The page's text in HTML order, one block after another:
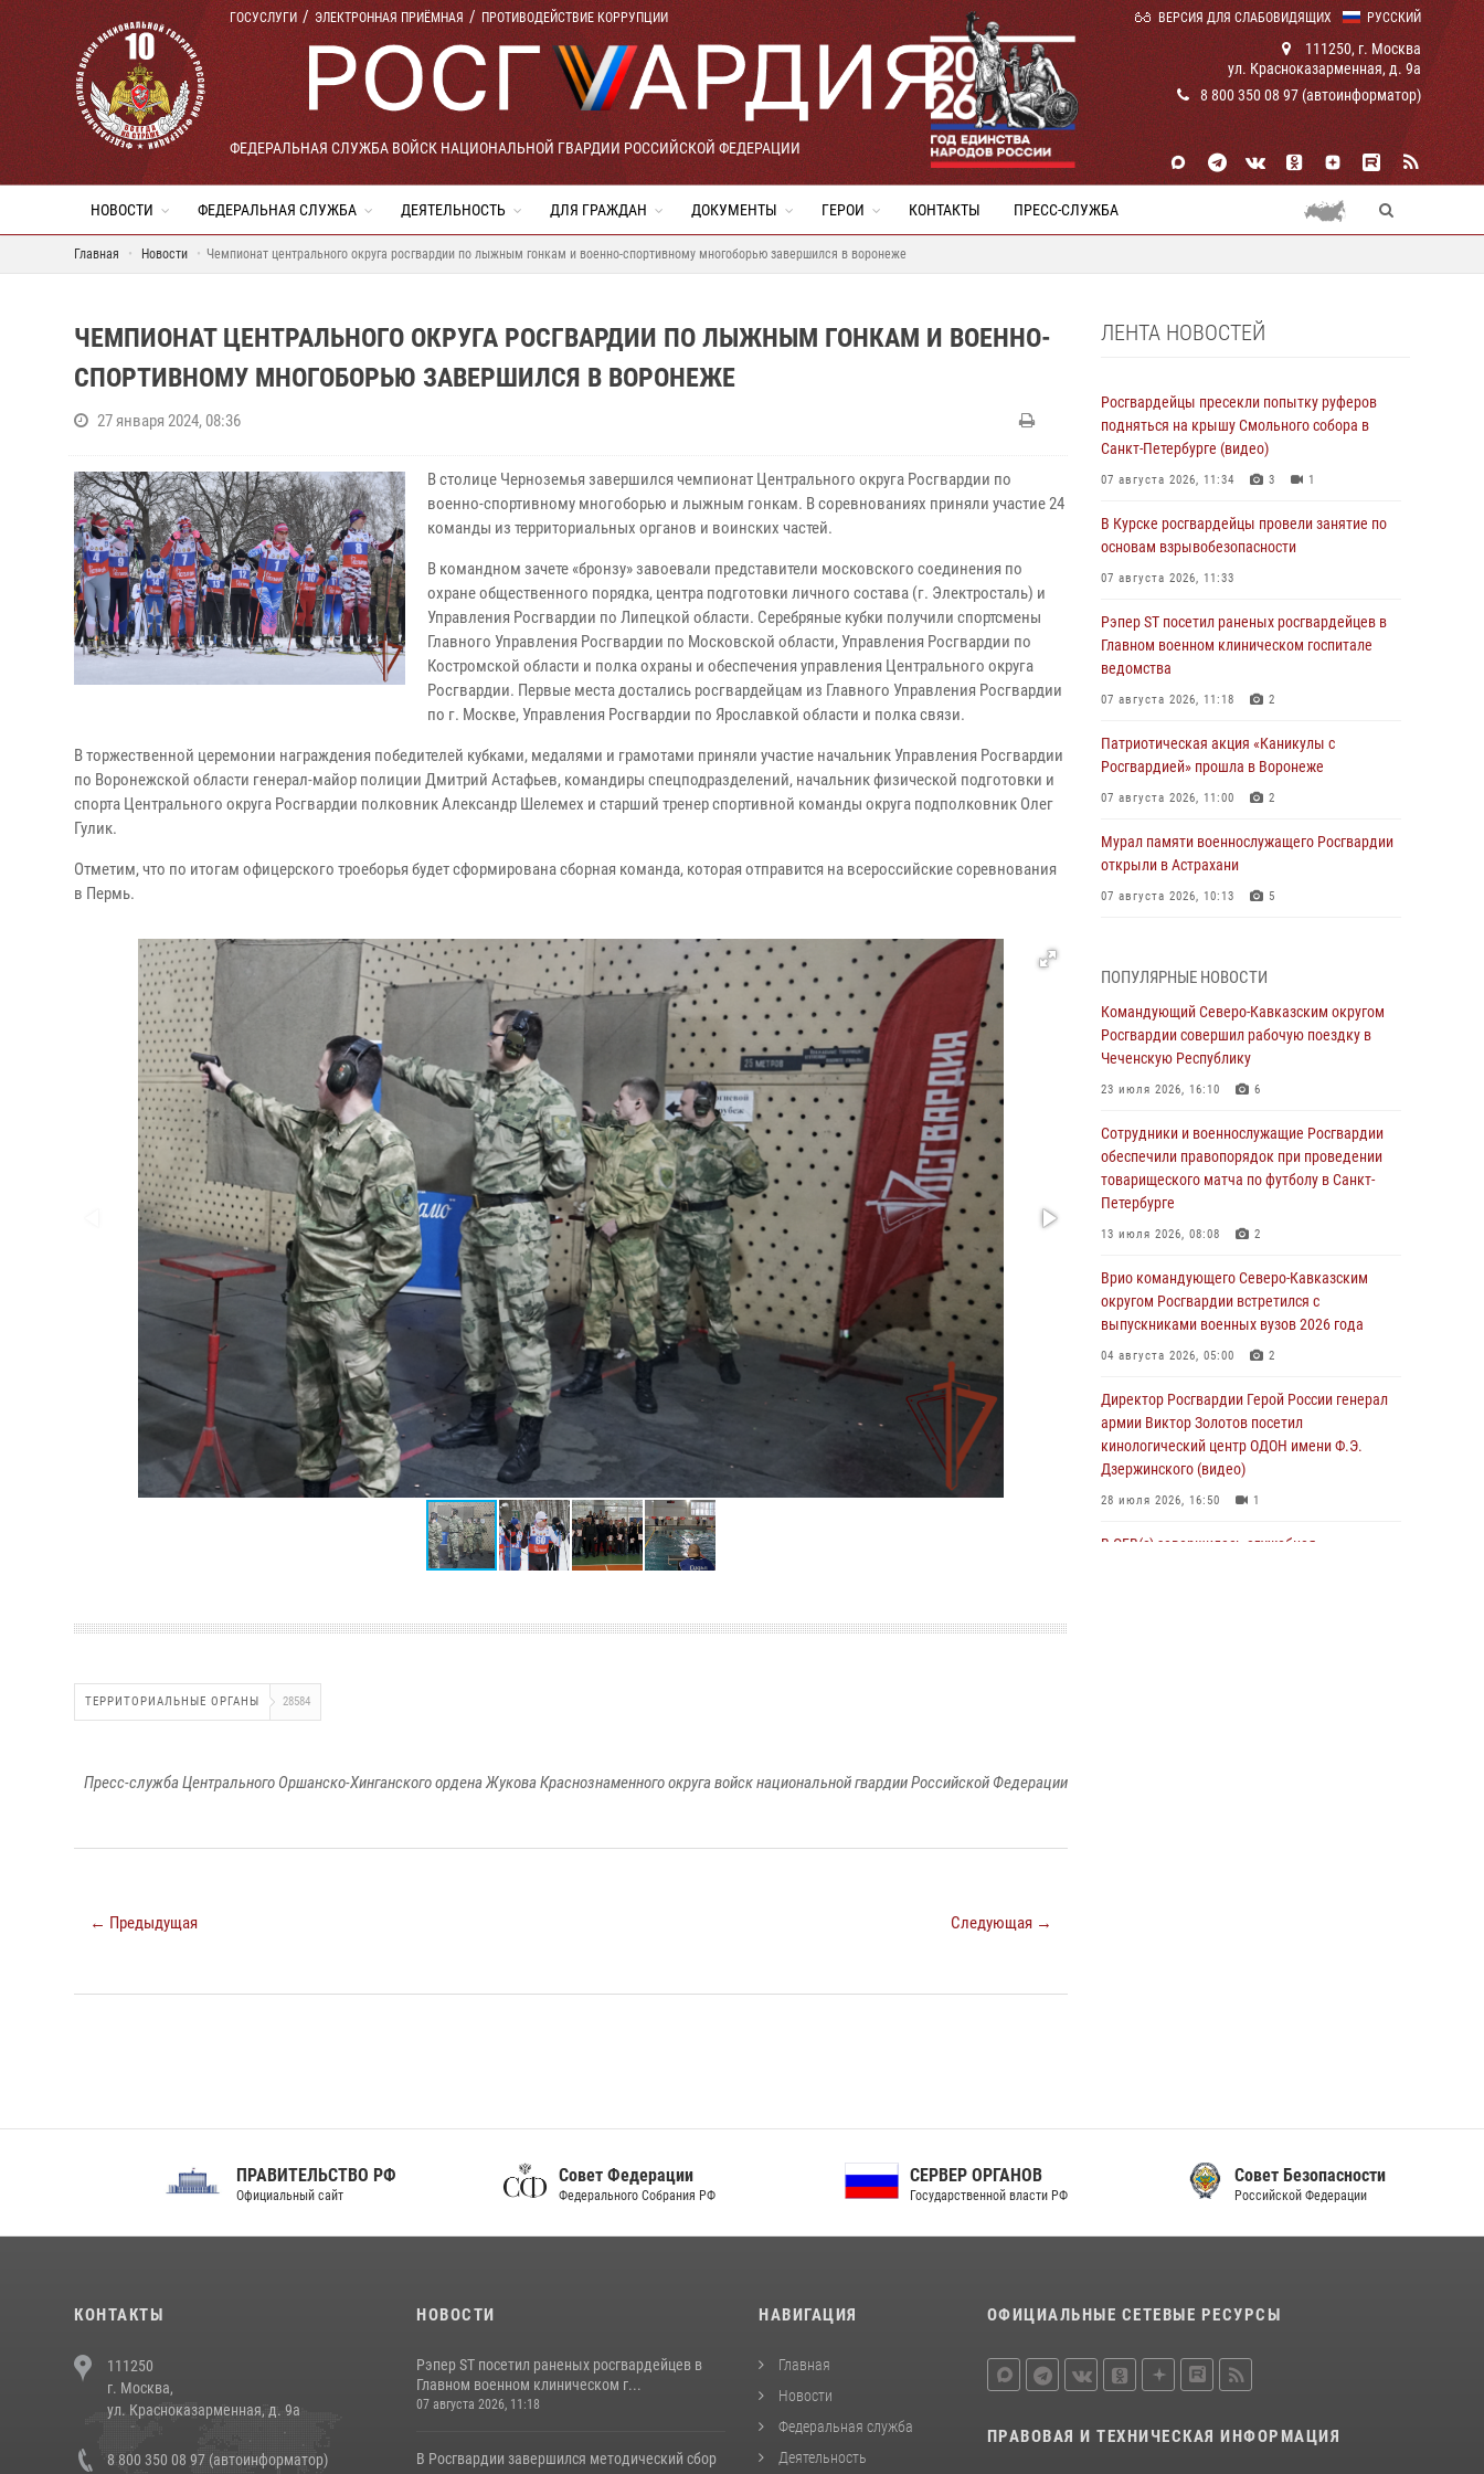
РУССКИЙ
ГОСУСЛУГИ ЭЛЕКТРОННАЯ ПРИЁМНАЯ ПРОТИВОДЕЙСТВИЕ КОРРУПЦИИ ВЕРСИЯ ДЛЯ СЛАБОВИДЯЩИХ
ФЕДЕРАЛЬНАЯ СЛУЖБА ВОЙСК НАЦИОНАЛЬНОЙ ГВАРДИИ РОССИЙСКОЙ ФЕДЕРАЦИИ
111250, г. Москва
ул. Красноказарменная, д. 9а
8 800 350 08 97 (автоинформатор)
НОВОСТИ ФЕДЕРАЛЬНАЯ СЛУЖБА ДЕЯТЕЛЬНОСТЬ ДЛЯ ГРАЖДАН ДОКУМЕНТЫ ГЕРОИ КОНТАКТЫ ПРЕСС-СЛУЖБА
Главная Новости Чемпионат центрального округа росгвардии по лыжным гонкам и военно-спортивному многоборью завершился в воронеже
ЧЕМПИОНАТ ЦЕНТРАЛЬНОГО ОКРУГА РОСГВАРДИИ ПО ЛЫЖНЫМ ГОНКАМ И ВОЕННО-
СПОРТИВНОМУ МНОГОБОРЬЮ ЗАВЕРШИЛСЯ В ВОРОНЕЖЕ
27 января 2024, 08:36
В столице Черноземья завершился чемпионат Центрального округа Росгвардии по
военно-спортивному многоборью и лыжным гонкам. В соревнованиях приняли участие 24
команды из территориальных органов и воинских частей.
В командном зачете «бронзу» завоевали представители московского соединения по
охране общественного порядка, центра подготовки личного состава (г. Электросталь) и
Управления Росгвардии по Липецкой области. Серебряные кубки получили спортсмены
Главного Управления Росгвардии по Московской области, Управления Росгвардии по
Костромской области и полка охраны и обеспечения управления Центрального округа
Росгвардии. Первые места достались росгвардейцам из Главного Управления Росгвардии
по г. Москве, Управления Росгвардии по Ярославкой области и полка связи.
В торжественной церемонии награждения победителей кубками, медалями и грамотами приняли участие начальник Управления Росгвардии
по Воронежской области генерал-майор полиции Дмитрий Астафьев, командиры спецподразделений, начальник физической подготовки и
спорта Центрального округа Росгвардии полковник Александр Шелемех и старший тренер спортивной команды округа подполковник Олег
Гулик.
Отметим, что по итогам офицерского троеборья будет сформирована сборная команда, которая отправится на всероссийские соревнования
в Пермь.
ТЕРРИТОРИАЛЬНЫЕ ОРГАНЫ 28584
Пресс-служба Центрального Оршанско-Хинганского ордена Жукова Краснознаменного округа войск национальной гвардии Российской Федерации
← Предыдущая Следующая →
ЛЕНТА НОВОСТЕЙ
Росгвардейцы пресекли попытку руферов
подняться на крышу Смольного собора в
Санкт-Петербурге (видео)
07 августа 2026, 11:34 3 1
В Курске росгвардейцы провели занятие по
основам взрывобезопасности
07 августа 2026, 11:33
Рэпер ST посетил раненых росгвардейцев в
Главном военном клиническом госпитале
ведомства
07 августа 2026, 11:18 2
Патриотическая акция «Каникулы с
Росгвардией» прошла в Воронеже
07 августа 2026, 11:00 2
Мурал памяти военнослужащего Росгвардии
открыли в Астрахани
07 августа 2026, 10:13 5
масштабной мошеннической схемы
07 августа 2026, 09:52
В Росгвардии завершился методический
сбор с руководящим составом военно-
07 августа 2026, 09:05 3
Мастер-класс по боевым искусствам провели
росгвардейцы в Херсонской области
07 августа 2026, 08:49
Росгвардейцы задержали хулигана,
пугавшего пневматическим пистолетом
граждан центре Санкт-Петербурга
07 августа 2026, 08:33 2
В центре Москвы росгвардейцы задержали
мужчину, пытавшегося проникнуть на
охраняемый объект через крышу (видео)
07 августа 2026, 08:04
ПОПУЛЯРНЫЕ НОВОСТИ
Командующий Северо-Кавказским округом
Росгвардии совершил рабочую поездку в
Чеченскую Республику
23 июля 2026, 16:10 6
Сотрудники и военнослужащие Росгвардии
обеспечили правопорядок при проведении
товарищеского матча по футболу в Санкт-
Петербурге
13 июля 2026, 08:08 2
Врио командующего Северо-Кавказским
округом Росгвардии встретился с
выпускниками военных вузов 2026 года
04 августа 2026, 05:00 2
Директор Росгвардии Герой России генерал
армии Виктор Золотов посетил
кинологический центр ОДОН имени Ф.Э.
Дзержинского (видео)
28 июля 2026, 16:50 1
В ОГВ(с) завершилась служебная
В Росгвардии прошла военно-научная
ПРАВИТЕЛЬСТВО РФ
Официальный сайт
Совет Федерации
Федерального Собрания РФ
СЕРВЕР ОРГАНОВ
Государственной власти РФ
Совет Безопасности
Российской Федерации
КОНТАКТЫ
111250
г. Москва,
ул. Красноказарменная, д. 9а
8 800 350 08 97 (автоинформатор)
НОВОСТИ
Рэпер ST посетил раненых росгвардейцев в
Главном военном клиническом г...
07 августа 2026, 11:18
В Росгвардии завершился методический сбор
НАВИГАЦИЯ
Главная
Новости
Федеральная служба
Деятельность
ОФИЦИАЛЬНЫЕ СЕТЕВЫЕ РЕСУРСЫ
ПРАВОВАЯ И ТЕХНИЧЕСКАЯ ИНФОРМАЦИЯ